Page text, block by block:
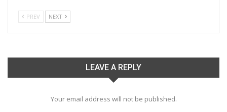
PREV NEXT
LEAVE A REPLY
Your email address will not be published.